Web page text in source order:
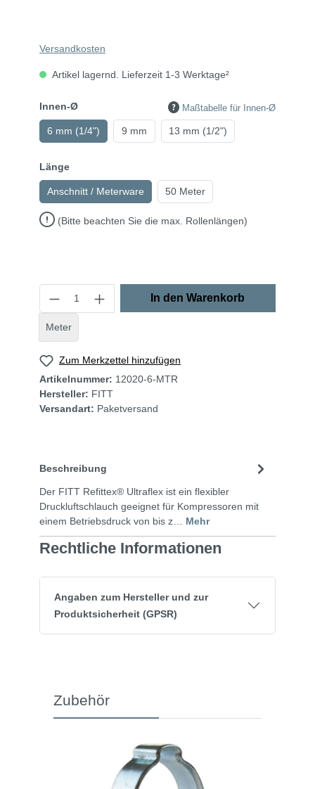
Versandkosten
Artikel lagernd. Lieferzeit 1-3 Werktage²
Innen-Ø Maßtabelle für Innen-Ø
6 mm (1/4") 9 mm 13 mm (1/2")
Länge
Anschnitt / Meterware 50 Meter
(Bitte beachten Sie die max. Rollenlängen)
Meter
In den Warenkorb
Zum Merkzettel hinzufügen
Artikelnummer: 12020-6-MTR
Hersteller: FITT
Versandart: Paketversand
Beschreibung
Der FITT Refittex® Ultraflex ist ein flexibler
Druckluftschlauch geeignet für Kompressoren mit
einem Betriebsdruck von bis z… Mehr
Rechtliche Informationen
Angaben zum Hersteller und zur
Produktsicherheit (GPSR)
Zubehör